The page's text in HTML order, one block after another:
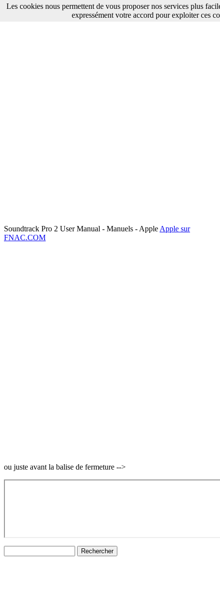
Soundtrack Pro 2 User Manual - Manuels - Apple Apple sur
FNAC.COM
ou juste avant la balise de fermeture -->
Les cookies nous permettent de vous proposer nos services plus
expressément votre accord pour exploiter ces